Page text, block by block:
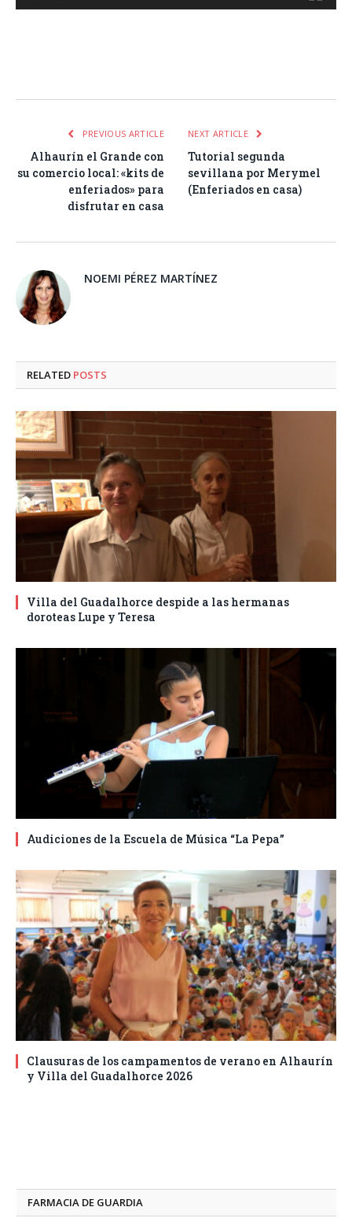
PREVIOUS ARTICLE
Alhaurín el Grande con
su comercio local: «kits de
enferiados» para
disfrutar en casa
NEXT ARTICLE
Tutorial segunda
sevillana por Merymel
(Enferiados en casa)
NOEMI PÉREZ MARTÍNEZ
RELATED POSTS
Villa del Guadalhorce despide a las hermanas
doroteas Lupe y Teresa
Audiciones de la Escuela de Música “La Pepa”
Clausuras de los campamentos de verano en Alhaurín
y Villa del Guadalhorce 2026
FARMACIA DE GUARDIA